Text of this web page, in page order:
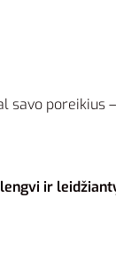
savo poreikius
ir